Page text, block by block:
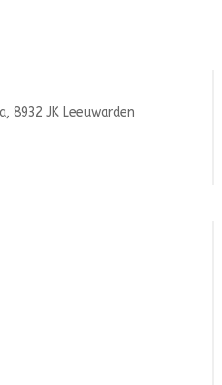
8932 JK Leeuwarden